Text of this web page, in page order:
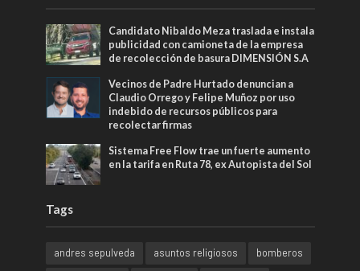
Candidato Nibaldo Meza traslada e instala
publicidad con camioneta de la empresa
de recolección de basura DIMENSIÓN S.A
Vecinos de Padre Hurtado denuncian a
Claudio Orrego y Felipe Muñoz por uso
indebido de recursos públicos para
recolectar firmas
Sistema Free Flow trae un fuerte aumento
en la tarifa en Ruta 78, ex Autopista del Sol
Tags
andres sepulveda asuntos religiosos
bomberos